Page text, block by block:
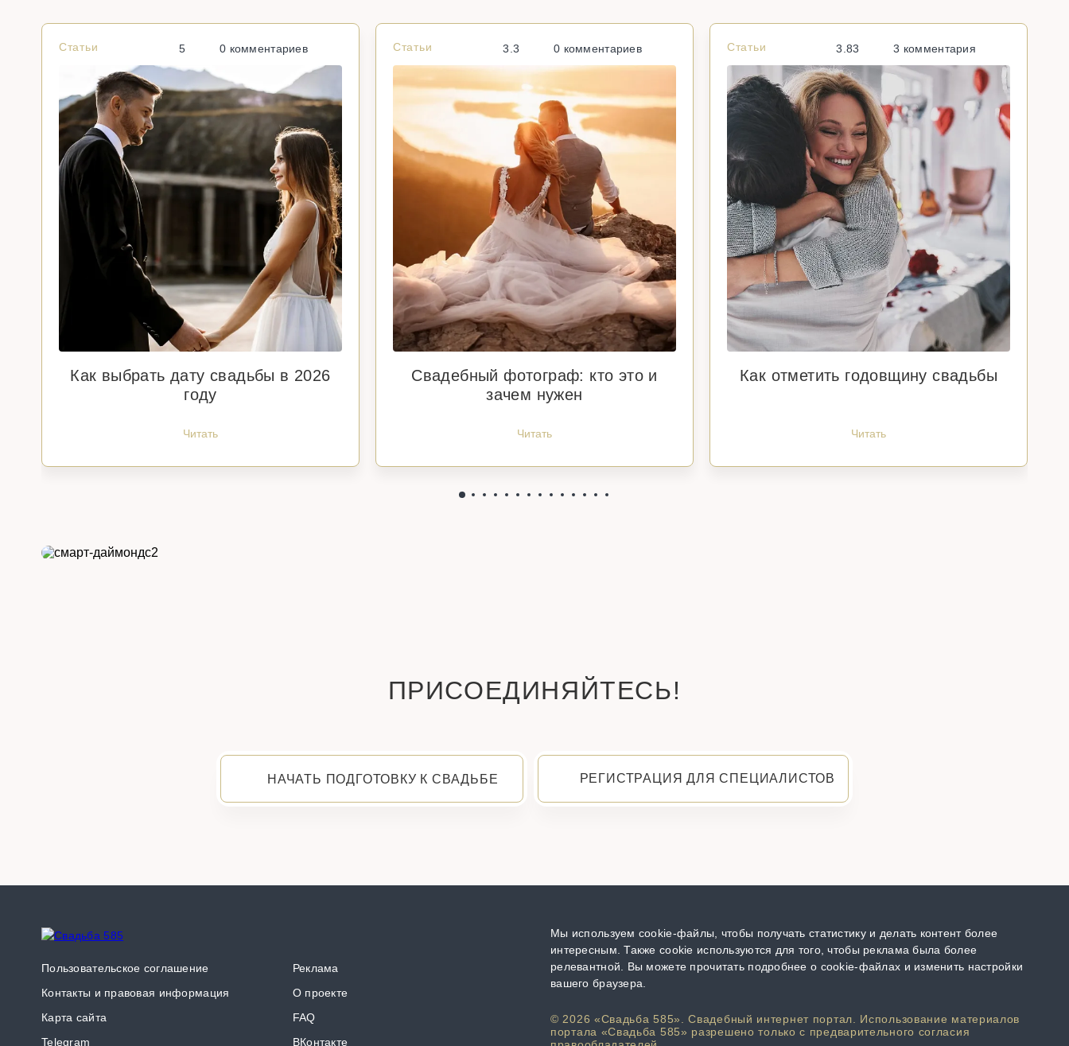
Статьи 5 0 комментариев
Как выбрать дату свадьбы в 2026
году
Читать
Статьи 3.3 0 комментариев
Свадебный фотограф: кто это и
зачем нужен
Читать
Статьи 3.83 3 комментария
Как отметить годовщину свадьбы
Читать
ПРИСОЕДИНЯЙТЕСЬ!
НАЧАТЬ ПОДГОТОВКУ К СВАДЬБЕ РЕГИСТРАЦИЯ ДЛЯ СПЕЦИАЛИСТОВ
Пользовательское соглашение
Контакты и правовая информация
Карта сайта
Telegram
Реклама
О проекте
FAQ
ВКонтакте
Мы используем cookie-файлы, чтобы получать статистику и делать контент более
интересным. Также cookie используются для того, чтобы реклама была более
релевантной. Вы можете прочитать подробнее о cookie-файлах и изменить настройки
вашего браузера.
© 2026 «Свадьба 585». Свадебный интернет портал. Использование материалов
портала «Свадьба 585» разрешено только с предварительного согласия